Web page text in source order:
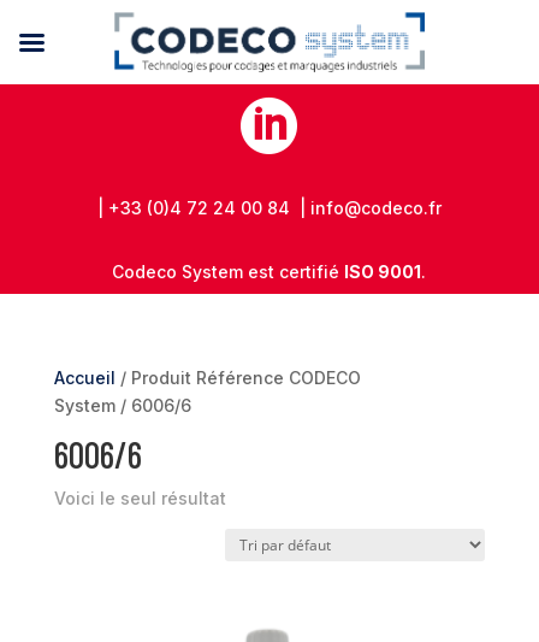

| +33 (0)4 72 24 00 84 | info@codeco.fr
Codeco System est certifié ISO 9001.
Accueil / Produit Référence CODECO
System / 6006/6
6006/6
Voici le seul résultat